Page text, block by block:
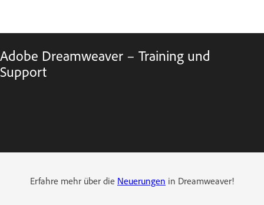
Adobe Dreamweaver – Training und
Support
Erfahre mehr über die Neuerungen in Dreamweaver!